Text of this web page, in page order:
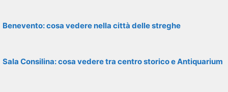
Benevento: cosa vedere nella città delle streghe
Sala Consilina: cosa vedere tra centro storico e Antiquarium